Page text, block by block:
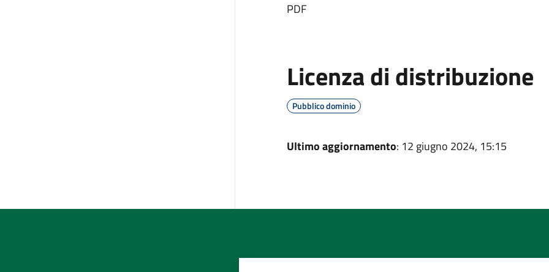
PDF
Licenza di distribuzione
Pubblico dominio
Ultimo aggiornamento: 12 giugno 2024, 15:15